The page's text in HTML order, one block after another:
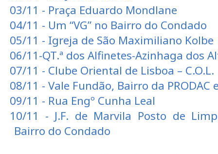
03/11 - Praça Eduardo Mondlane
04/11 - Um “VG” no Bairro do Condado
05/11 - Igreja de São Maximiliano Kolbe
06/11-QT.ª dos Alfinetes-Azinhaga dos
07/11 - Clube Oriental de Lisboa – C.O.L.
08/11 - Vale Fundão, Bairro da
09/11 - Rua Engº Cunha Leal
10/11 - J.F. de Marvila Posto de
Bairro do Condado